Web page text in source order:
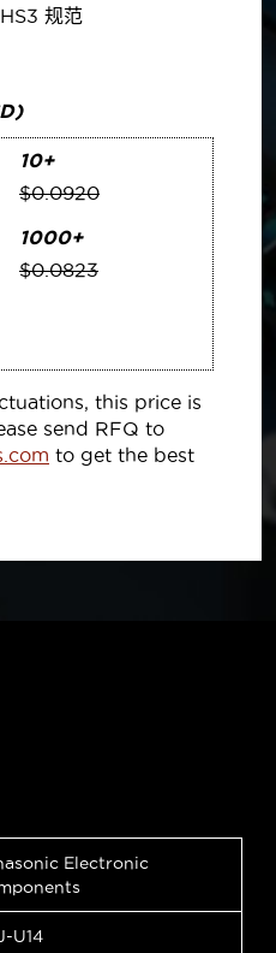
规范
10+
$0.0920
1000+
$0.0823
this price is
send RFQ to
to get the best
Electronic
U14